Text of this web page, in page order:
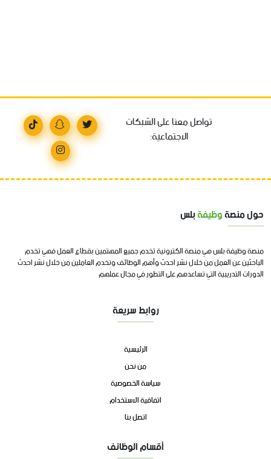
تواصل معنا على الشبكات
الاجتماعية:
حول منصةوظيفةبلس
منصة وظيفة بلس هي منصة الكترونية تخدم جميع المهتمين بقطاع العمل فهي تخدم
الباحثين عن العمل من خلال نشر احدث وأهم الوظائف وتخدم العاملين من خلال نشر احدث
الدورات التدريبية التي تساعدهم على التطور في مجال عملهم
روابط سريعة
الرئيسية
من نحن
سياسة الخصوصية
اتفاقية الاستخدام
اتصل بنا
أقسام الوظائف